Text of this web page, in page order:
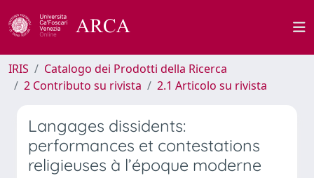
IRIS
Catalogo dei Prodotti della Ricerca
2 Contributo su rivista
2.1 Articolo su rivista
Langages dissidents:
performances et contestations
religieuses à l’époque moderne